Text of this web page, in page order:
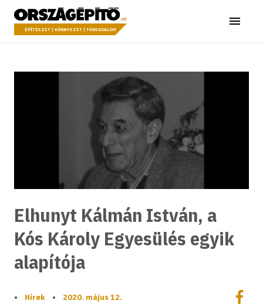
a tartalomhoz
Országépítő
ÉPÍTÉSZET | KÖRNYEZET | TÁRSADALOM Menü
Elhunyt Kálmán István, a
Kós Károly Egyesülés egyik
alapítója
• Hírek • 2020. május 12.